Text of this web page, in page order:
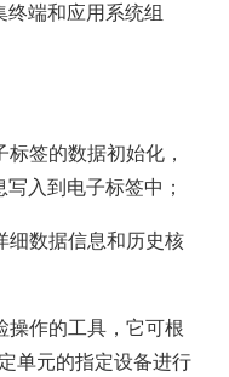
端和应用系统组
签的数据初始化，
入到电子标签中；
数据信息和历史核
作的工具，它可根
单元的指定设备进行